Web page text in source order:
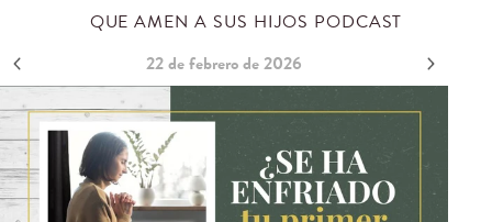
QUE AMEN A SUS HIJOS PODCAST
22 de febrero de 2026